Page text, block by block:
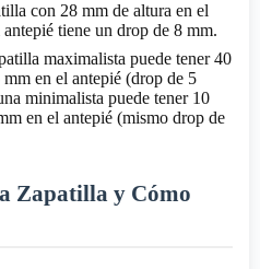
con 28 mm de altura en el
tiene un drop de 8 mm.
maximalista puede tener 40
en el antepié (drop de 5
minimalista puede tener 10
en el antepié (mismo drop de
Zapatilla y Cómo